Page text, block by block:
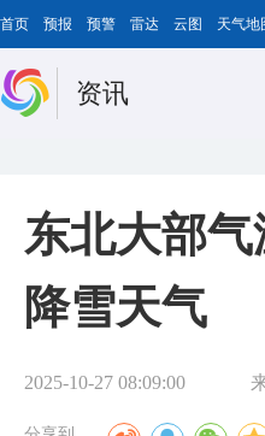
首页 预报 预警 雷达 云图 天气地
资讯
东北大部
降雪天气
2025-10-27 08:09:00